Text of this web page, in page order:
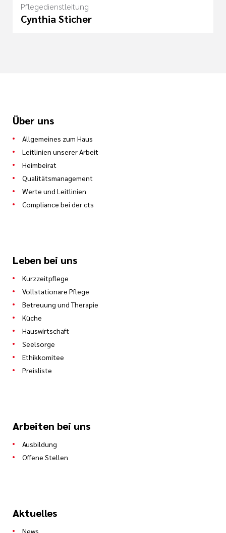
Pflegedienstleitung
Cynthia Sticher
Über uns
Allgemeines zum Haus
Leitlinien unserer Arbeit
Heimbeirat
Qualitätsmanagement
Werte und Leitlinien
Compliance bei der cts
Leben bei uns
Kurzzeitpflege
Vollstationäre Pflege
Betreuung und Therapie
Küche
Hauswirtschaft
Seelsorge
Ethikkomitee
Preisliste
Arbeiten bei uns
Ausbildung
Offene Stellen
Aktuelles
News